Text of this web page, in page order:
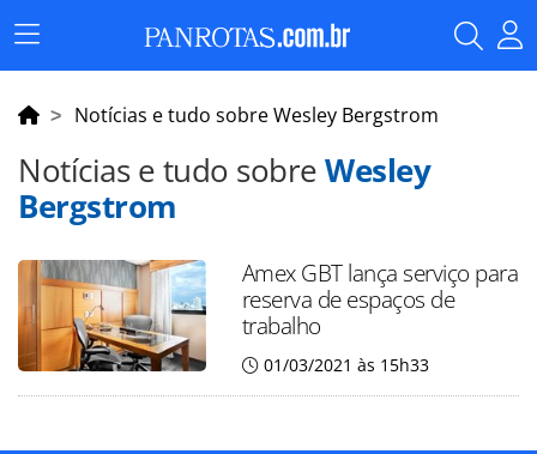
Menu
Principal
Notícias e tudo sobre Wesley Bergstrom
Notícias e tudo sobreWesley
Bergstrom
Amex GBT lança serviço para
reserva de espaços de
trabalho
01/03/2021 às 15h33